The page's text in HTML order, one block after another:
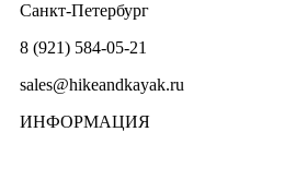
Санкт-Петербург
8 (921) 584-05-21
sales@hikeandkayak.ru
ИНФОРМАЦИЯ